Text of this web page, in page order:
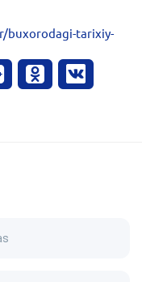
buxorodagi-tarixiy-